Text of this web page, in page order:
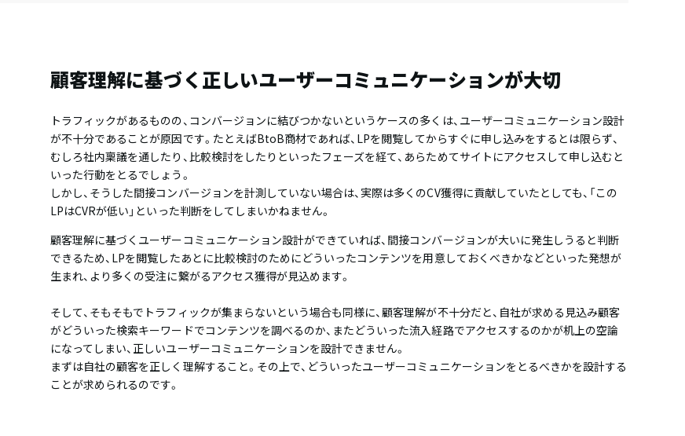
顧客理解に基づく正しいユーザーコミュニケーションが大切
トラフィックがあるものの、コンバージョンに結びつかないというケースの多くは、ユーザーコミュニケーション設計
が不十分であることが原因です。たとえばBtoB商材であれば、LPを閲覧してからすぐに申し込みをするとは限らず、
むしろ社内稟議を通したり、比較検討をしたりといったフェーズを経て、あらためてサイトにアクセスして申し込むと
いった行動をとるでしょう。
しかし、そうした間接コンバージョンを計測していない場合は、実際は多くのCV獲得に貢献していたとしても、「この
LPはCVRが低い」といった判断をしてしまいかねません。
顧客理解に基づくユーザーコミュニケーション設計ができていれば、間接コンバージョンが大いに発生しうると判断
できるため、LPを閲覧したあとに比較検討のためにどういったコンテンツを用意しておくべきかなどといった発想が
生まれ、より多くの受注に繋がるアクセス獲得が見込めます。
そして、そもそもでトラフィックが集まらないという場合も同様に、顧客理解が不十分だと、自社が求める見込み顧客
がどういった検索キーワードでコンテンツを調べるのか、またどういった流入経路でアクセスするのかが机上の空論
になってしまい、正しいユーザーコミュニケーションを設計できません。
まずは自社の顧客を正しく理解すること。その上で、どういったユーザーコミュニケーションをとるべきかを設計する
ことが求められるのです。